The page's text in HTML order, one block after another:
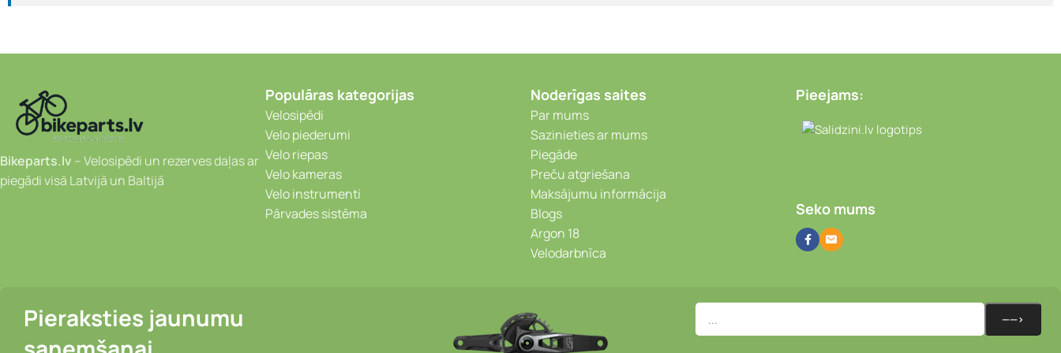
Bikeparts.lv – Velosipēdi un rezerves daļas ar
piegādi visā Latvijā un Baltijā
Populāras kategorijas
Velosipēdi
Velo piederumi
Velo riepas
Velo kameras
Velo instrumenti
Pārvades sistēma
Noderīgas saites
Par mums
Sazinieties ar mums
Piegāde
Preču atgriešana
Maksājumu informācija
Blogs
Argon 18
Velodarbnīca
Pieejams:
Video novērošanas
Seko mums
Pieraksties jaunumu